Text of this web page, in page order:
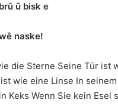
û bisk e
naske!
die Sterne Seine Tür ist
wie eine Linse In
Keks Wenn Sie kein Esel